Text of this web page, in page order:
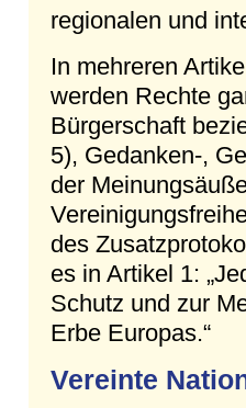
regionalen und
In mehreren
werden Rechte
Bürgerschaft
5), Gedanken-,
der
des
es in Artikel 1:
Schutz und zur
Erbe Europas.“
Vereinte